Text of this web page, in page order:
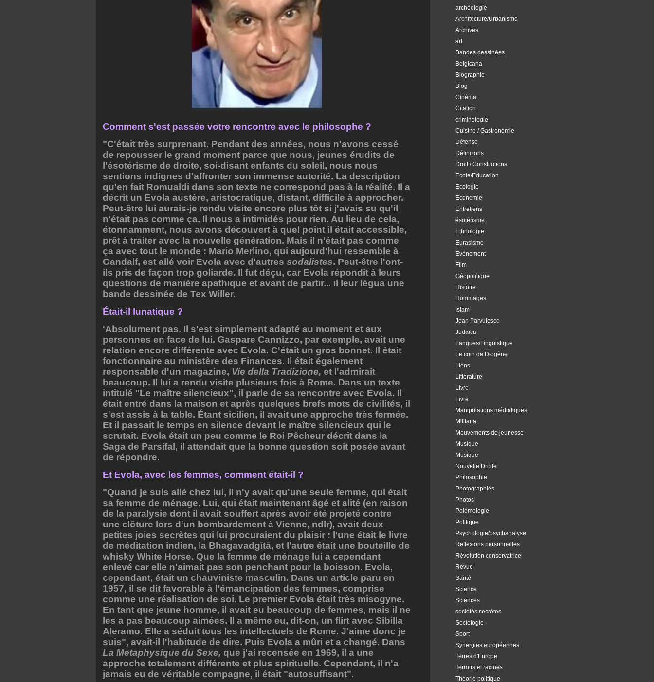
archéologie
Architecture/Urbanisme
Archives
art
Bandes dessinées
Belgicana
Biographie
Blog
Cinéma
Citation
criminologie
Cuisine / Gastronomie
Défense
Définitions
Droit / Constitutions
Ecole/Education
Ecologie
Economie
Entretiens
ésotérisme
Ethnologie
Eurasisme
Evénement
Film
Géopolitique
Histoire
Hommages
Islam
Jean Parvulesco
Judaica
Langues/Linguistique
Le coin de Diogène
Liens
Littérature
Livre
Livre
Manipulations médiatiques
Militaria
Mouvements de jeunesse
Musique
Musique
Nouvelle Droite
Philosophie
Photographies
Photos
Polémologie
Politique
Psychologie/psychanalyse
Réflexions personnelles
Révolution conservatrice
Revue
Santé
Science
Sciences
sociétés secrètes
Sociologie
Sport
Synergies européennes
Terres d'Europe
Terroirs et racines
Théorie politique
Comment s'est passée votre rencontre avec le philosophe ?
"C'était très surprenant. Pendant des années, nous n'avons cessé
de repousser le grand moment parce que nous, jeunes érudits de
l'ésotérisme de droite, soi-disant enfants du soleil, nous nous
sentions indignes d'affronter son immense autorité. La description
qu'en fait Romualdi dans son texte ne correspond pas à la réalité. Il a
décrit un Evola austère, aristocratique, distant, difficile à approcher.
Peut-être lui aurais-je rendu visite encore plus tôt si j'avais su qu'il
n'était pas comme ça. Il nous a intimidés pour rien. Au lieu de cela,
étonnamment, nous avons découvert à quel point il était accessible,
prêt à traiter avec la nouvelle génération. Mais il n'était pas comme
ça avec tout le monde : Mario Merlino, qui aujourd'hui ressemble à
Gandalf, est allé voir Evola avec d'autres sodalistes. Peut-être l'ont-
ils pris de façon trop goliarde. Il fut déçu, car Evola répondit à leurs
questions de manière apathique et avant de partir... il leur légua une
bande dessinée de Tex Willer.
Était-il lunatique ?
'Absolument pas. Il s'est simplement adapté au moment et aux
personnes en face de lui. Gaspare Cannizzo, par exemple, avait une
relation encore différente avec Evola. C'était un gros bonnet. Il était
fonctionnaire au ministère des Finances. Il était également
responsable d'un magazine, Vie della Tradizione, et l'admirait
beaucoup. Il lui a rendu visite plusieurs fois à Rome. Dans un texte
intitulé "Le maître silencieux", il parle de sa rencontre avec Evola. Il
était entré dans la maison et après quelques brefs mots de civilités, il
s'est assis à la table. Étant sicilien, il avait une approche très fermée.
Et il passait le temps en silence devant le maître silencieux qui le
scrutait. Evola était un peu comme le Roi Pêcheur décrit dans la
Saga de Parsifal, il attendait que la bonne question soit posée avant
de répondre.
Et Evola, avec les femmes, comment était-il ?
"Quand je suis allé chez lui, il n'y avait qu'une seule femme, qui était
sa femme de ménage. Lui, qui était maintenant âgé et alité (en raison
de la paralysie dont il avait souffert après avoir été projeté contre
une clôture lors d'un bombardement à Vienne, ndlr), avait deux
petites joies secrètes qui lui procuraient du plaisir : l'une était le livre
de méditation indien, la Bhagavadgītā, et l'autre était une bouteille de
whisky White Horse. Que la femme de ménage lui a cependant
enlevé car elle n'aimait pas son penchant pour la boisson. Evola,
cependant, était un chauviniste masculin. Dans un article paru en
1957, il se dit favorable à l'émancipation des femmes, comprise
comme une réalisation de soi. Le premier Evola était très misogyne.
En tant que jeune homme, il avait eu beaucoup de femmes, mais il ne
les a pas beaucoup aimées. Il a même eu, dit-on, un flirt avec Sibilla
Aleramo. Elle a séduit tous les intellectuels de Rome. J'aime donc je
suis", avait-il l'habitude de dire. Puis Evola a mûri et a changé. Dans
La Metaphysique du Sexe, que j'ai recensée en 1969, il a une
approche totalement différente et plus spirituelle. Cependant, il n'a
jamais eu de véritable compagne, il était "autosuffisant".